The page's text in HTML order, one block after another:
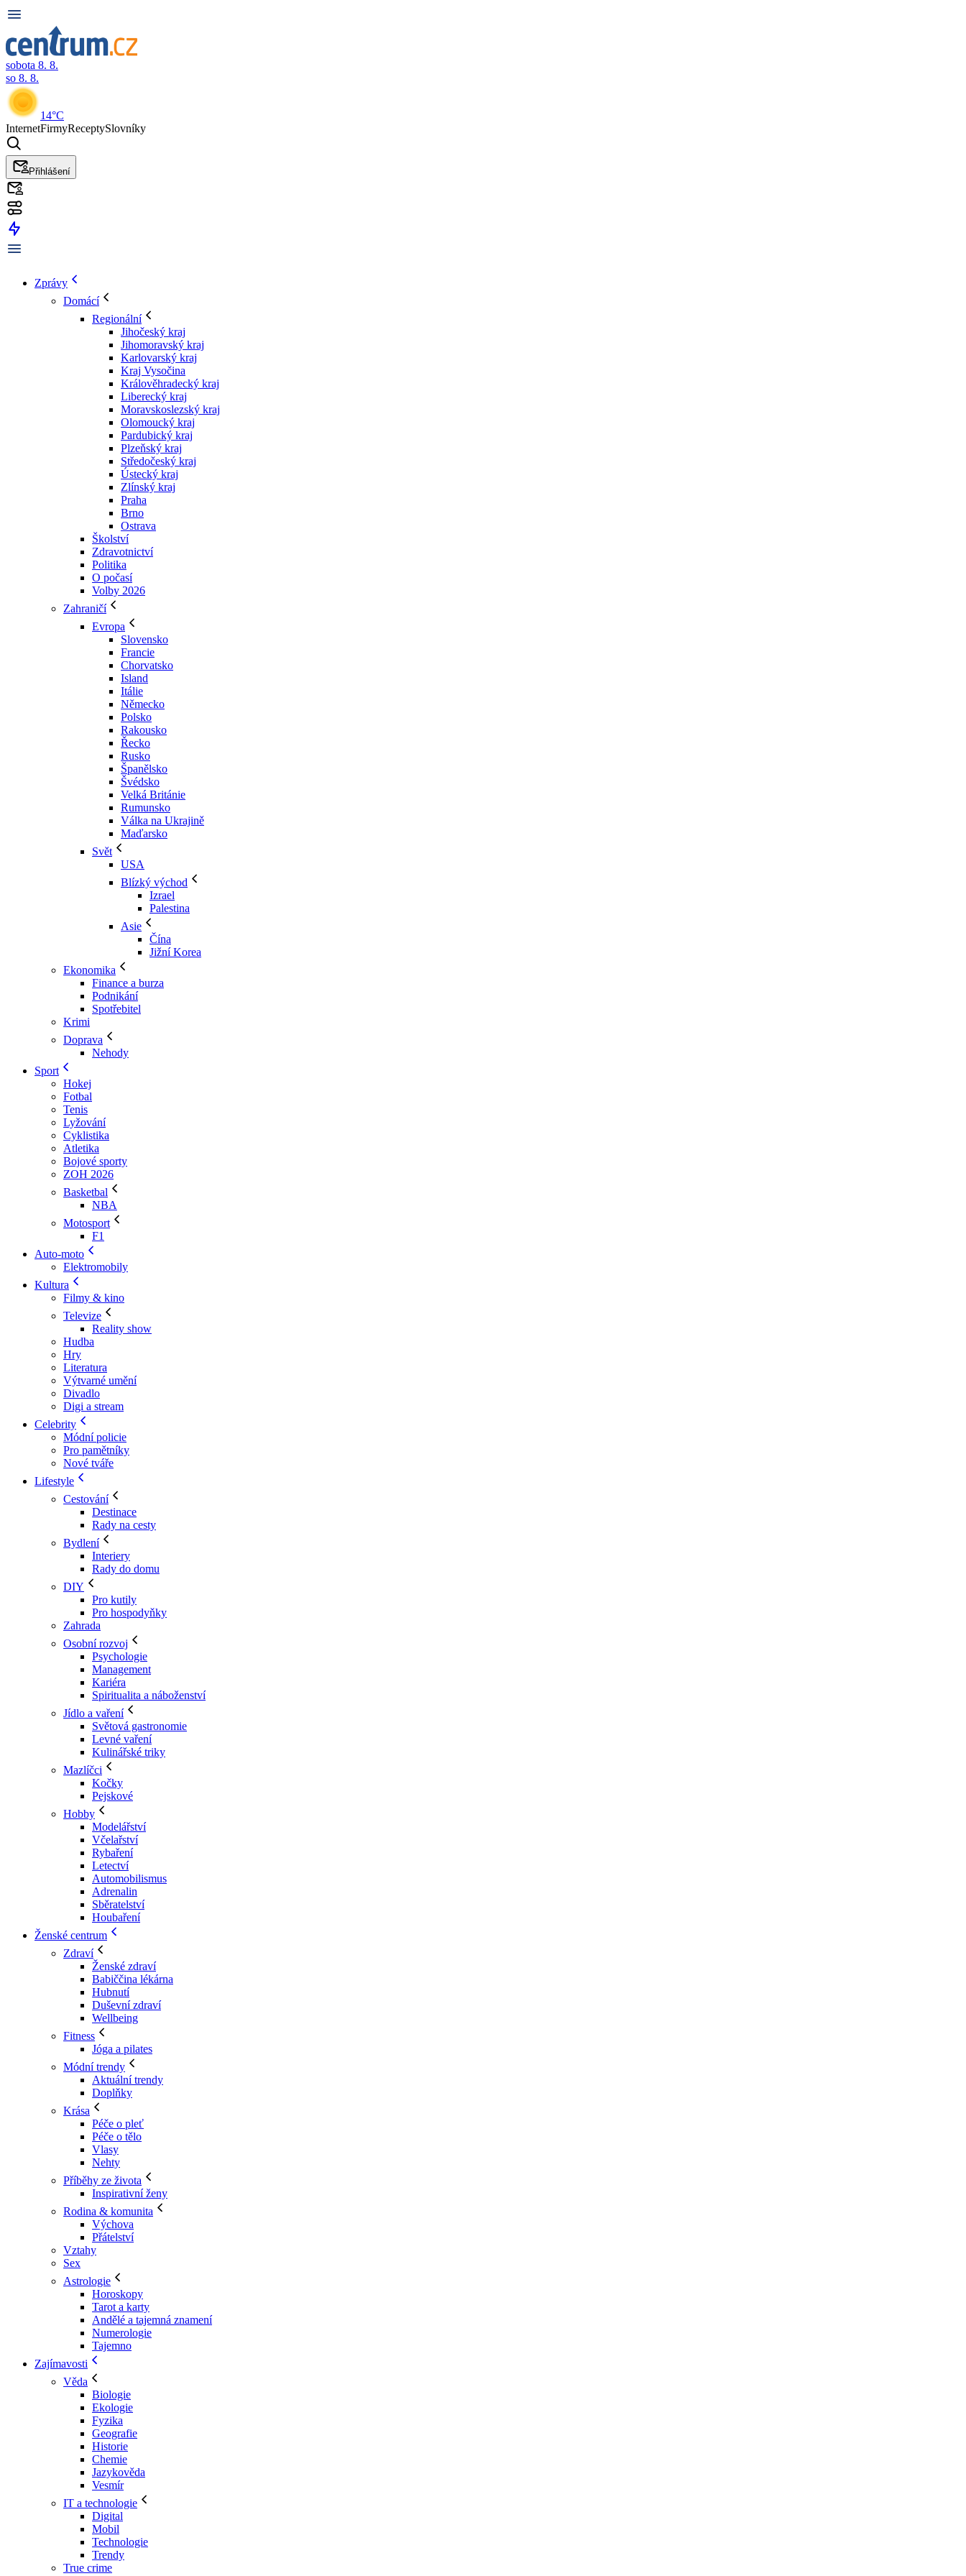
sobota 8. 8.
so 8. 8.
14°C
InternetFirmyReceptySlovníky
Přihlášení
Zprávy
Domácí
Regionální
Jihočeský kraj
Jihomoravský kraj
Karlovarský kraj
Kraj Vysočina
Králověhradecký kraj
Liberecký kraj
Moravskoslezský kraj
Olomoucký kraj
Pardubický kraj
Plzeňský kraj
Středočeský kraj
Ústecký kraj
Zlínský kraj
Praha
Brno
Ostrava
Školství
Zdravotnictví
Politika
O počasí
Volby 2026
Zahraničí
Evropa
Slovensko
Francie
Chorvatsko
Island
Itálie
Německo
Polsko
Rakousko
Řecko
Rusko
Španělsko
Švédsko
Velká Británie
Rumunsko
Válka na Ukrajině
Maďarsko
Svět
USA
Blízký východ
Izrael
Palestina
Asie
Čína
Jižní Korea
Ekonomika
Finance a burza
Podnikání
Spotřebitel
Krimi
Doprava
Nehody
Sport
Hokej
Fotbal
Tenis
Lyžování
Cyklistika
Atletika
Bojové sporty
ZOH 2026
Basketbal
NBA
Motosport
F1
Auto-moto
Elektromobily
Kultura
Filmy & kino
Televize
Reality show
Hudba
Hry
Literatura
Výtvarné umění
Divadlo
Digi a stream
Celebrity
Módní policie
Pro pamětníky
Nové tváře
Lifestyle
Cestování
Destinace
Rady na cesty
Bydlení
Interiery
Rady do domu
DIY
Pro kutily
Pro hospodyňky
Zahrada
Osobní rozvoj
Psychologie
Management
Kariéra
Spiritualita a náboženství
Jídlo a vaření
Světová gastronomie
Levné vaření
Kulinářské triky
Mazlíčci
Kočky
Pejskové
Hobby
Modelářství
Včelařství
Rybaření
Letectví
Automobilismus
Adrenalin
Sběratelství
Houbaření
Ženské centrum
Zdraví
Ženské zdraví
Babiččina lékárna
Hubnutí
Duševní zdraví
Wellbeing
Fitness
Jóga a pilates
Módní trendy
Aktuální trendy
Doplňky
Krása
Péče o pleť
Péče o tělo
Vlasy
Nehty
Příběhy ze života
Inspirativní ženy
Rodina & komunita
Výchova
Přátelství
Vztahy
Sex
Astrologie
Horoskopy
Tarot a karty
Andělé a tajemná znamení
Numerologie
Tajemno
Zajímavosti
Věda
Biologie
Ekologie
Fyzika
Geografie
Historie
Chemie
Jazykověda
Vesmír
IT a technologie
Digital
Mobil
Technologie
Trendy
True crime